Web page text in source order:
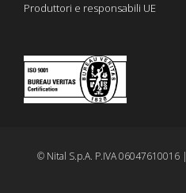
Produttori e responsabili UE
© Nital S.p.A. P.IVA 06047610016 |